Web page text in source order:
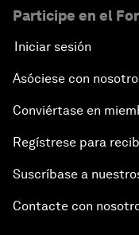
Participe en el
Iniciar sesión
Asóciese con
Conviértase en
Regístrese para
Suscríbase a
Contacte con